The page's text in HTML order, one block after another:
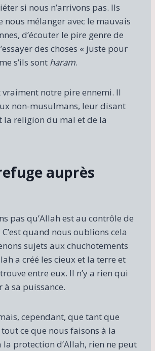
si nous n’arrivons pas. Ils
nous mélanger avec le mauvais
d’écouter le pire genre de
des choses « juste pour
s’ils sont haram.
notre pire ennemi. Il
non-musulmans, leur disant
la religion du mal et de la
auprès
pas qu’Allah est au contrôle de
quand nous oublions cela
sujets aux chuchotements
a créé les cieux et la terre et
entre eux. Il n’y a rien qui
à sa puissance.
cependant, que tant que
ce que nous faisons à la
la protection d’Allah, rien ne peut